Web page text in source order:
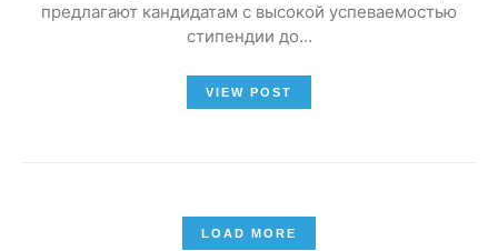
предлагают кандидатам с высокой успеваемостью
стипендии до…
VIEW POST
LOAD MORE